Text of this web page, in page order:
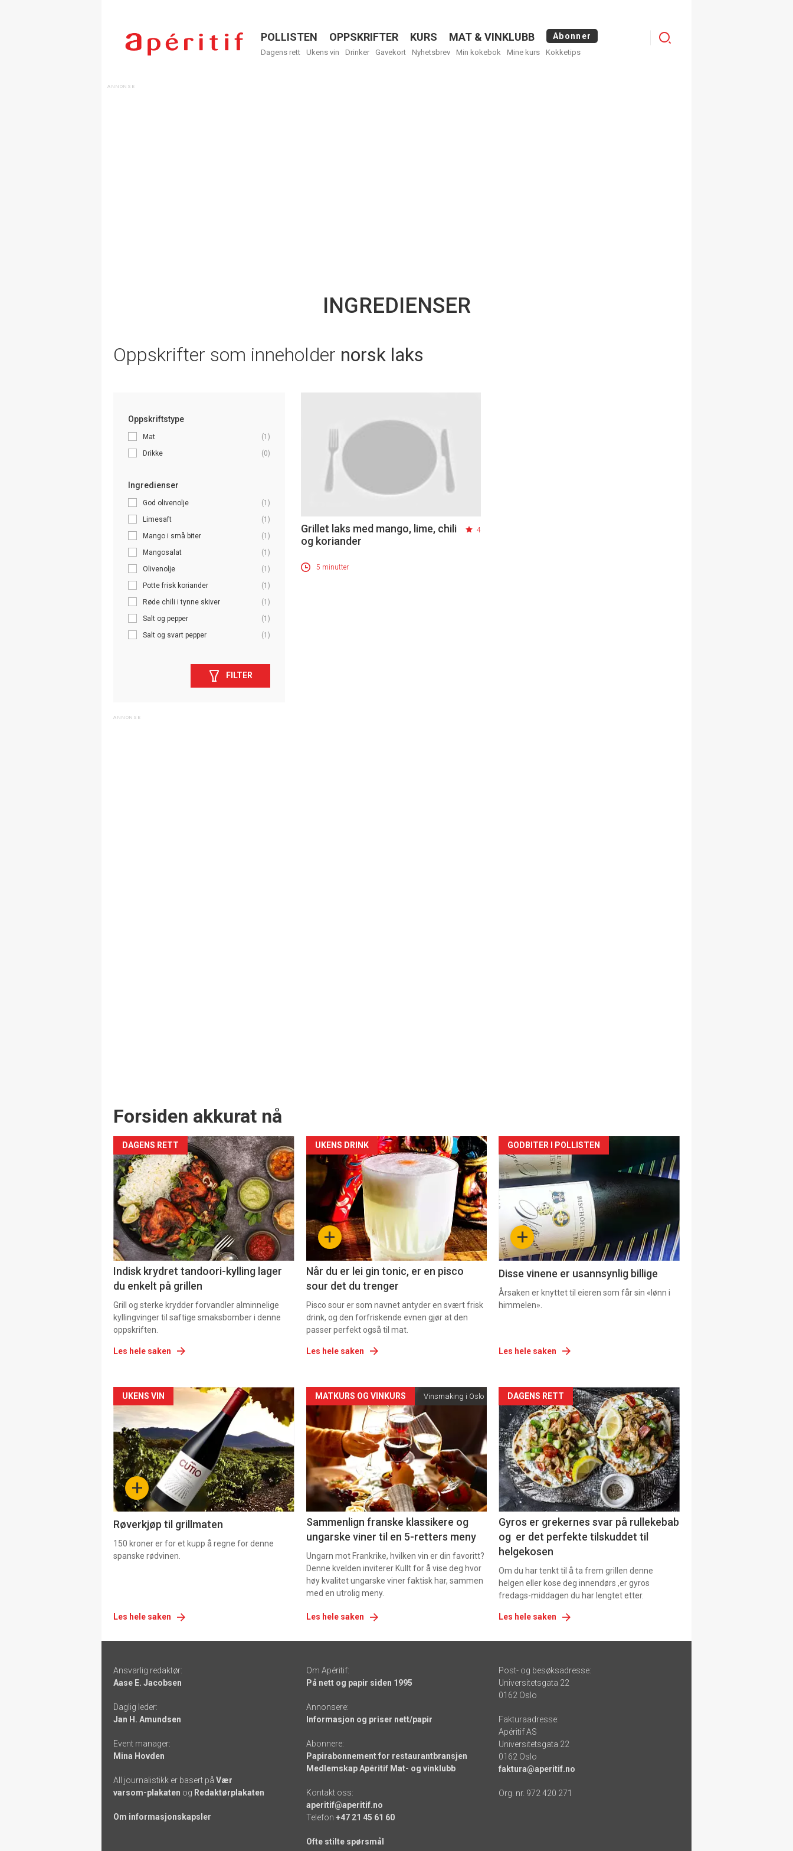
Menu
POLLISTEN OPPSKRIFTER KURS MAT & VINKLUBB Abonner
Dagens rett Ukens vin Drinker Gavekort Nyhetsbrev Min kokebok Mine kurs Kokketips
Logg
INGREDIENSER
Oppskrifter som inneholder norsk laks
Oppskriftstype
Mat
(1)
Drikke
(0)
Ingredienser
God olivenolje
(1)
Limesaft
(1)
Mango i små biter
(1)
Mangosalat
(1)
Olivenolje
(1)
Potte frisk koriander
(1)
Røde chili i tynne skiver
(1)
Salt og pepper
(1)
Salt og svart pepper
(1)
FILTER
Grillet laks med mango, lime, chili
og koriander
4
5 minutter
Forsiden akkurat nå
DAGENS RETT
Indisk krydret tandoori-kylling lager
du enkelt på grillen
Grill og sterke krydder forvandler alminnelige
kyllingvinger til saftige smaksbomber i denne
oppskriften.
Les hele saken
Forsiden
akkurat
nå
-
+
UKENS DRINK
Når du er lei gin tonic, er en pisco
sour det du trenger
Pisco sour er som navnet antyder en svært frisk
drink, og den forfriskende evnen gjør at den
passer perfekt også til mat.
Les hele saken
Forsiden
akkurat
nå
3 +
GODBITER I POLLISTEN
Disse vinene er usannsynlig billige
Årsaken er knyttet til eieren som får sin «lønn i
himmelen».
Les hele saken
Forsiden
akkurat
nå
-
4 +
UKENS VIN
Røverkjøp til grillmaten
150 kroner er for et kupp å regne for denne
spanske rødvinen.
Les hele saken
Forsiden
akkurat
nå
-
5
MATKURS OG VINKURS Vinsmaking i Oslo
Sammenlign franske klassikere og
ungarske viner til en 5-retters meny
Ungarn mot Frankrike, hvilken vin er din favoritt?
Denne kvelden inviterer Kullt for å vise deg hvor
høy kvalitet ungarske viner faktisk har, sammen
med en utrolig meny.
Les hele saken
Forsiden
akkurat
nå
-
6
DAGENS RETT
Gyros er grekernes svar på rullekebab
og er det perfekte tilskuddet til
helgekosen
Om du har tenkt til å ta frem grillen denne
helgen eller kose deg innendørs ,er gyros
fredags-middagen du har lengtet etter.
Les hele saken
-
links
Ansvarlig redaktør:
Aase E. Jacobsen
Daglig leder:
Jan H. Amundsen
Event manager:
Mina Hovden
All journalistikk er basert på Vær
varsom-plakaten og Redaktørplakaten
Om informasjonskapsler
Om Apéritif:
På nett og papir siden 1995
Annonsere:
Informasjon og priser nett/papir
Abonnere:
Papirabonnement for restaurantbransjen
Medlemskap Apéritif Mat- og vinklubb
Kontakt oss:
aperitif@aperitif.no
Telefon +47 21 45 61 60
Ofte stilte spørsmål
Post- og besøksadresse:
Universitetsgata 22
0162 Oslo
Fakturaadresse:
Apéritif AS
Universitetsgata 22
0162 Oslo
faktura@aperitif.no
Org. nr. 972 420 271